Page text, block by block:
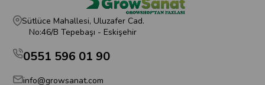
Sütlüce Mahallesi, Uluzafer Cad.
No:46/B Tepebaşı - Eskişehir
0551 596 01 90
info@growsanat.com